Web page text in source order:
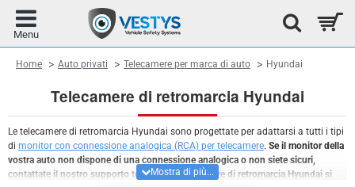
Telecamere di retromarcia Hyundai
HomehomeAuto privati Telecamere per marca di auto Hyundai
Le telecamere di retromarcia Hyundai sono progettate per adattarsi a tutti i tipi
di monitor con connessione analogica (RCA) per telecamere. Se il monitor della
vostra auto non dispone di una connessione analogica o non siete sicuri,
contattate il nostro supporto tecnico. Le telecamere di retromarcia Hyundai si